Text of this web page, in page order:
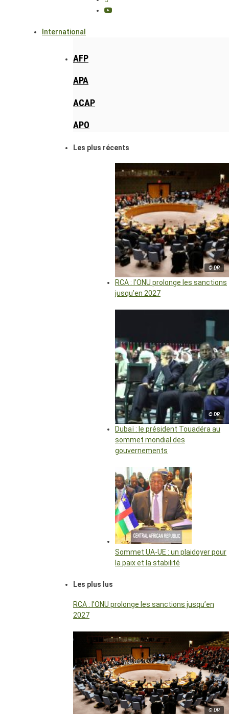
International
AFP
APA
ACAP
APO
Les plus récents
© DR
RCA : l’ONU prolonge les sanctions
jusqu’en 2027
© DR
Dubaï : le président Touadéra au
sommet mondial des
gouvernements
Sommet UA-UE : un plaidoyer pour
la paix et la stabilité
Les plus lus
RCA : l’ONU prolonge les sanctions jusqu’en
2027
© DR